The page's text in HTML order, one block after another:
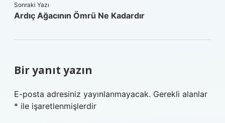
Sonraki Yazı
Ardıç Ağacının Ömrü Ne Kadardır
Bir yanıt yazın
E-posta adresiniz yayınlanmayacak. Gerekli alanlar
* ile işaretlenmişlerdir